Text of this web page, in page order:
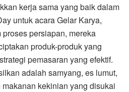
kerja sama yang baik dalam
untuk acara Gelar Karya,
persiapan, mereka
produk-produk yang
pemasaran yang efektif.
adalah samyang, es lumut,
kekinian yang disukai